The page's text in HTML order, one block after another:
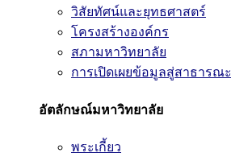
วิสัยทัศน์และยุทธศาสตร์
โครงสร้างองค์กร
สภามหาวิทยาลัย
การเปิดเผยข้อมูลสู่สาธารณะ
อัตลักษณ์มหาวิทยาลัย
พระเกี้ยว